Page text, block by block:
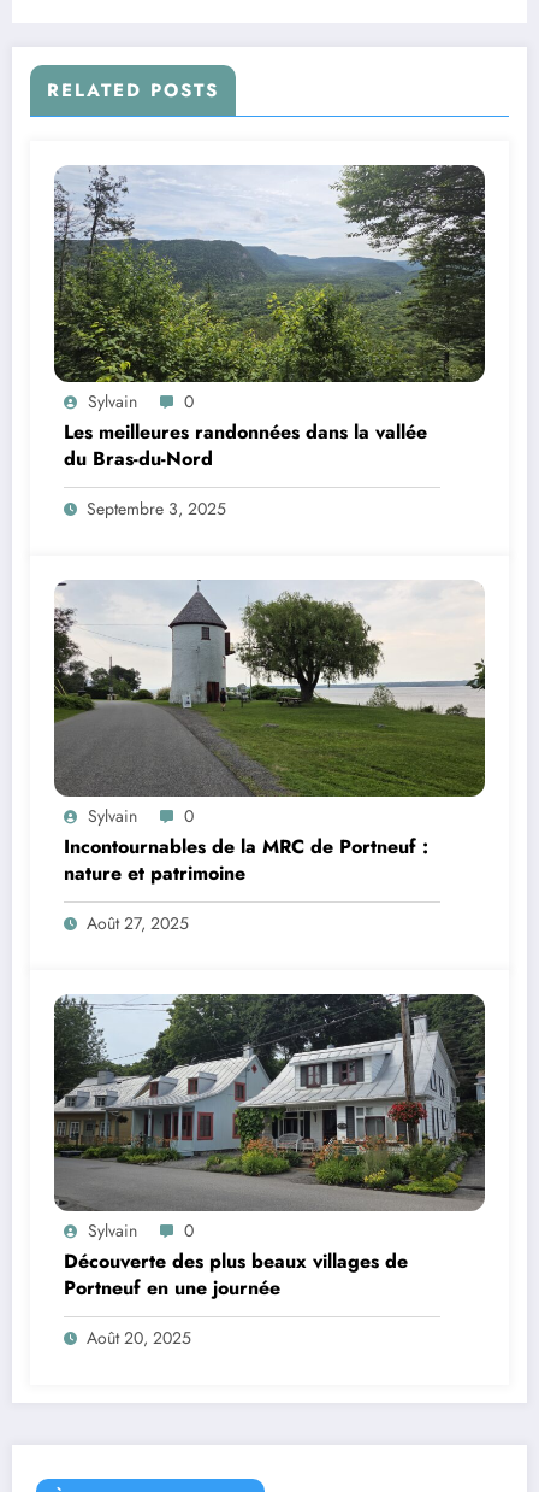
RELATED POSTS
Sylvain 0
Les meilleures randonnées dans la vallée
du Bras-du-Nord
Septembre 3, 2025
Sylvain 0
Incontournables de la MRC de Portneuf :
nature et patrimoine
Août 27, 2025
Sylvain 0
Découverte des plus beaux villages de
Portneuf en une journée
Août 20, 2025